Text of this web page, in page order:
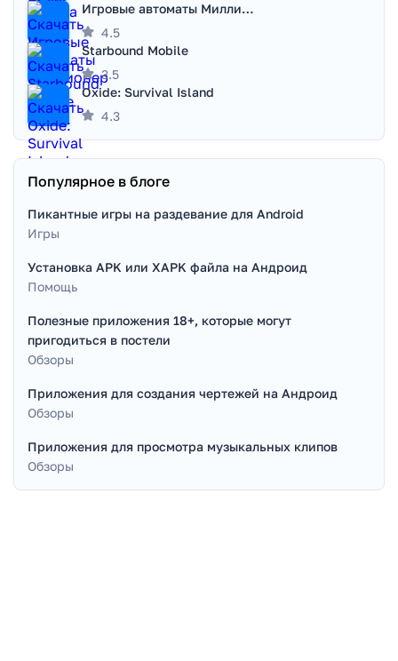
Игровые автоматы Миллионер
4.5
Starbound Mobile
3.5
Oxide: Survival Island
4.3
Популярное в блоге
Пикантные игры на раздевание для Android
Игры
Установка APK или XAPK файла на Андроид
Помощь
Полезные приложения 18+, которые могут
пригодиться в постели
Обзоры
Приложения для создания чертежей на Андроид
Обзоры
Приложения для просмотра музыкальных клипов
Обзоры